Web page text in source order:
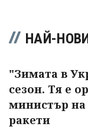
НАЙ-
"Зимата в
сезон. Тя е
министър на
ракети